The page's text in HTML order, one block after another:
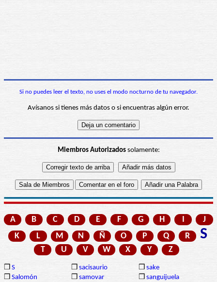
Si no puedes leer el texto, no uses el modo nocturno de tu navegador.
Avísanos si tienes más datos o si encuentras algún error.
Miembros Autorizadossolamente:
A B C D E F G H I
J
K
L M N Ñ O P Q R S
T U V W X Y Z
❒ S ❒ sacisaurio ❒ sake
❒ Salomón ❒ samovar ❒ sanguijuela